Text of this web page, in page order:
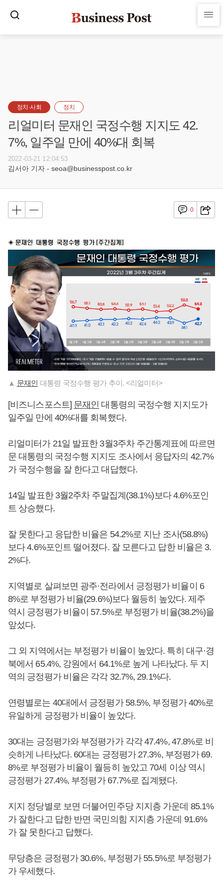
정치·사회 정치
리얼미터 문재인 국정수행 지지도 42.
7%, 일주일 만에 40%대 회복
2022-03-21 12:04:53
김서아 기자 - seoa@businesspost.co.kr
0
▲ 문재인 대통령 국정수행 평가 추이. <리얼미터>
[비즈니스포스트] 문재인 대통령의 국정수행 지지도가
일주일 만에 40%대를 회복했다.
리얼미터가 21일 발표한 3월3주차 주간통계표에 따르면
문 대통령의 국정수행 지지도 조사에서 응답자의 42.7%
가 국정수행을 잘 한다고 대답했다.
14일 발표한 3월2주차 주말집계(38.1%)보다 4.6%포인
트 상승했다.
잘 못한다고 응답한 비율은 54.2%로 지난 조사(58.8%)
보다 4.6%포인트 떨어졌다. 잘 모른다고 답한 비율은 3.
2%다.
지역별로 살펴보면 광주·전라에서 긍정평가 비율이 6
8%로 부정평가 비율(29.6%)보다 월등히 높았다. 제주
역시 긍정평가 비율이 57.5%로 부정평가 비율(38.2%)을
앞섰다.
그 외 지역에서는 부정평가 비율이 높았다. 특히 대구·경
북에서 65.4%, 강원에서 64.1%로 높게 나타났다. 두 지
역의 긍정평가 비율은 각각 32.7%, 29.1%다.
연령별로는 40대에서 긍정평가 58.5%, 부정평가 40%로
유일하게 긍정평가 비율이 높았다.
30대는 긍정평가와 부정평가가 각각 47.4%, 47.8%로 비
슷하게 나타났다. 60대는 긍정평가 27.3%, 부정평가 69.
8%로 부정평가 비율이 월등히 높았고 70세 이상 역시
긍정평가 27.4%, 부정평가 67.7%로 집계됐다.
지지 정당별로 보면 더불어민주당 지지층 가운데 85.1%
가 잘한다고 답한 반면 국민의힘 지지층 가운데 91.6%
가 잘 못한다고 답했다.
무당층은 긍정평가 30.6%, 부정평가 55.5%로 부정평가
가 우세했다.